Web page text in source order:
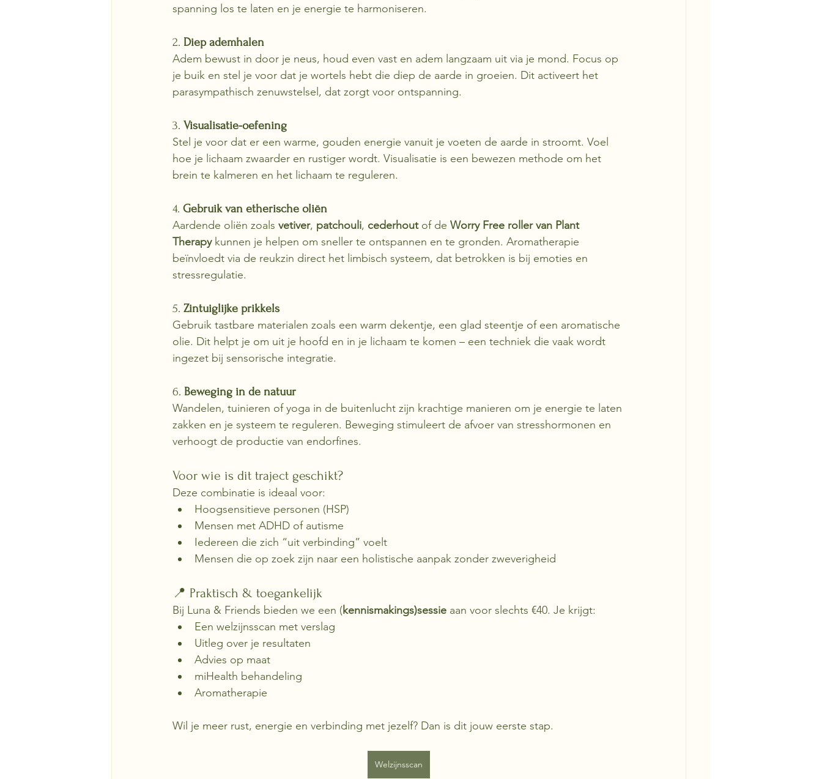
spanning los te laten en je energie te harmoniseren.
2. Diep ademhalen
Adem bewust in door je neus, houd even vast en adem langzaam uit via je mond. Focus op
je buik en stel je voor dat je wortels hebt die diep de aarde in groeien. Dit activeert het
parasympathisch zenuwstelsel, dat zorgt voor ontspanning.
3. Visualisatie-oefening
Stel je voor dat er een warme, gouden energie vanuit je voeten de aarde in stroomt. Voel
hoe je lichaam zwaarder en rustiger wordt. Visualisatie is een bewezen methode om het
brein te kalmeren en het lichaam te reguleren.
4. Gebruik van etherische oliën
Aardende oliën zoals vetiver, patchouli, cederhout of de Worry Free roller van Plant
Therapy kunnen je helpen om sneller te ontspannen en te gronden. Aromatherapie
beïnvloedt via de reukzin direct het limbisch systeem, dat betrokken is bij emoties en
stressregulatie.
5. Zintuiglijke prikkels
Gebruik tastbare materialen zoals een warm dekentje, een glad steentje of een aromatische
olie. Dit helpt je om uit je hoofd en in je lichaam te komen – een techniek die vaak wordt
ingezet bij sensorische integratie.
6. Beweging in de natuur
Wandelen, tuinieren of yoga in de buitenlucht zijn krachtige manieren om je energie te laten
zakken en je systeem te reguleren. Beweging stimuleert de afvoer van stresshormonen en
verhoogt de productie van endorfines.
Voor wie is dit traject geschikt?
Deze combinatie is ideaal voor:
Hoogsensitieve personen (HSP)
Mensen met ADHD of autisme
Iedereen die zich “uit verbinding” voelt
Mensen die op zoek zijn naar een holistische aanpak zonder zweverigheid
📍 Praktisch & toegankelijk
Bij Luna & Friends bieden we een (kennismakings)sessie aan voor slechts €40. Je krijgt:
Een welzijnsscan met verslag
Uitleg over je resultaten
Advies op maat
miHealth behandeling
Aromatherapie
Wil je meer rust, energie en verbinding met jezelf? Dan is dit jouw eerste stap.
Welzijnsscan